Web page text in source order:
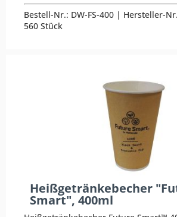
Bestell-Nr.: DW-FS-400 | Hersteller-
560 Stück
Heißgetränkebecher
Smart", 400ml